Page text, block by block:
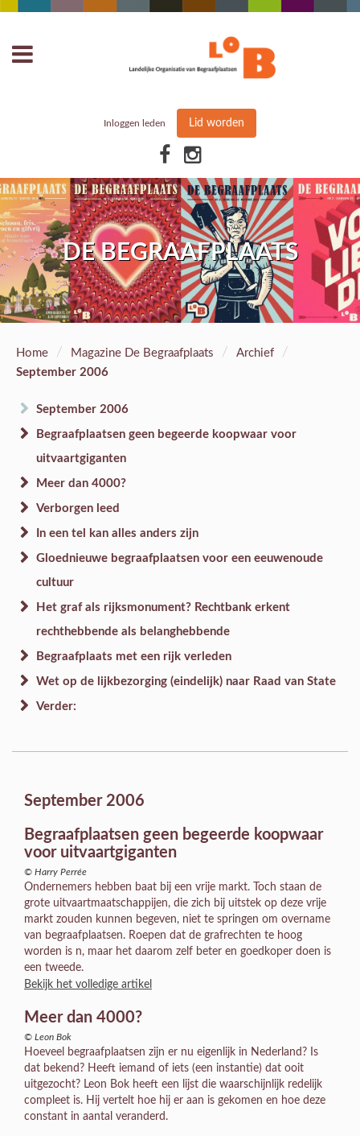
Inloggen leden Lid worden
DE BEGRAAFPLAATS
Home / Magazine De Begraafplaats / Archief /
September 2006
September 2006
Begraafplaatsen geen begeerde koopwaar voor
uitvaartgiganten
Meer dan 4000?
Verborgen leed
In een tel kan alles anders zijn
Gloednieuwe begraafplaatsen voor een eeuwenoude
cultuur
Het graf als rijksmonument? Rechtbank erkent
rechthebbende als belanghebbende
Begraafplaats met een rijk verleden
Wet op de lijkbezorging (eindelijk) naar Raad van State
Verder:
September 2006
Begraafplaatsen geen begeerde koopwaar
voor uitvaartgiganten
© Harry Perrée
Ondernemers hebben baat bij een vrije markt. Toch staan de
grote uitvaartmaatschappijen, die zich bij uitstek op deze vrije
markt zouden kunnen begeven, niet te springen om overname
van begraafplaatsen. Roepen dat de grafrechten te hoog
worden is n, maar het daarom zelf beter en goedkoper doen is
een tweede.
Bekijk het volledige artikel
Meer dan 4000?
© Leon Bok
Hoeveel begraafplaatsen zijn er nu eigenlijk in Nederland? Is
dat bekend? Heeft iemand of iets (een instantie) dat ooit
uitgezocht? Leon Bok heeft een lijst die waarschijnlijk redelijk
compleet is. Hij vertelt hoe hij er aan is gekomen en hoe deze
constant in aantal veranderd.